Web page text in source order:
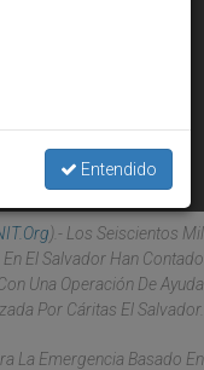
ayuda a los
).- Los Seiscientos Mil
El Salvador Han Contado
Una Operación De Ayuda
Por Cáritas El Salvador.
La Emergencia Basado En
Entendido